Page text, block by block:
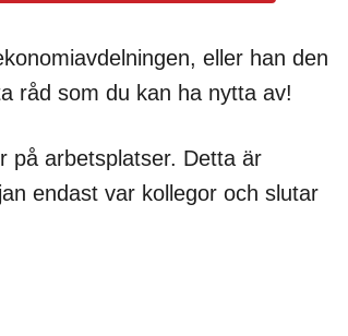
eller han den
råd som du kan ha nytta av!
på arbetsplatser. Detta är
endast var kollegor och slutar